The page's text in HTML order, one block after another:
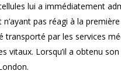
lui a immédiatement
n’ayant pas réagi à la
par les services
vitaux. Lorsqu’il a obtenu